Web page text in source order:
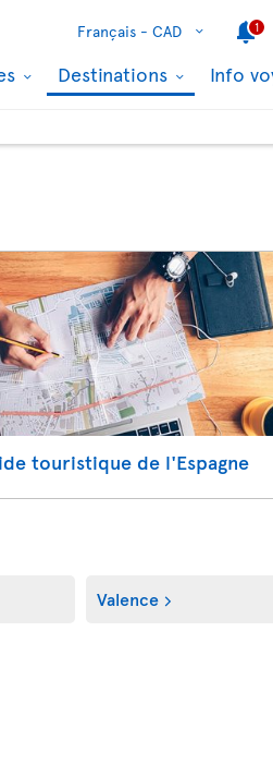
Français - CAD 1
Destinations Info
touristique de l'Espagne
Valence